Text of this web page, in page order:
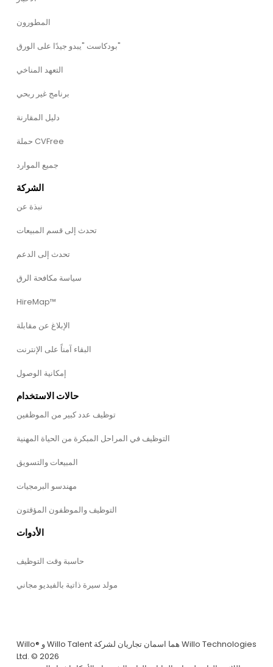
المطورون
بودكاست "يبدو جيدًا على الورق"
التعهد المناخي
برنامج غير ربحي
دليل المقارنة
حملة CVFree
جميع الموارد
الشركة
نبذة عن
تحدث إلى قسم المبيعات
تحدث إلى الدعم
سياسة مكافحة الرق
HireMap™
الإبلاغ عن مقابلة
البقاء آمناً على الإنترنت
إمكانية الوصول
حالات الاستخدام
توظيف عدد كبير من الموظفين
التوظيف في المراحل المبكرة من الحياة المهنية
المبيعات والتسويق
مهندسو البرمجيات
التوظيف والموظفون المؤقتون
الأدوات
حاسبة وقت التوظيف
مولد سيرة ذاتية بالفيديو مجاني
Willo® و Willo Talent هما اسمان تجاريان لشركة Willo Technologies
Ltd. © 2026